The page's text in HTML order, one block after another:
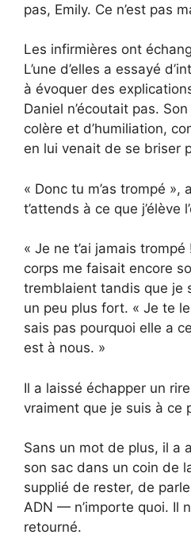
pas, Emily. Ce n’est pas
Les infirmières ont
L’une d’elles a essayé
à évoquer des
Daniel n’écoutait pas.
colère et d’humiliation,
en lui venait de se briser
« Donc tu m’as trompé
t’attends à ce que j’élève
« Je ne t’ai jamais
corps me faisait encore
tremblaient tandis que je
un peu plus fort. « Je te
sais pas pourquoi elle a
est à nous. »
Il a laissé échapper un
vraiment que je suis à ce
Sans un mot de plus, il a
son sac dans un coin de
supplié de rester, de
ADN — n’importe quoi. Il
retourné.